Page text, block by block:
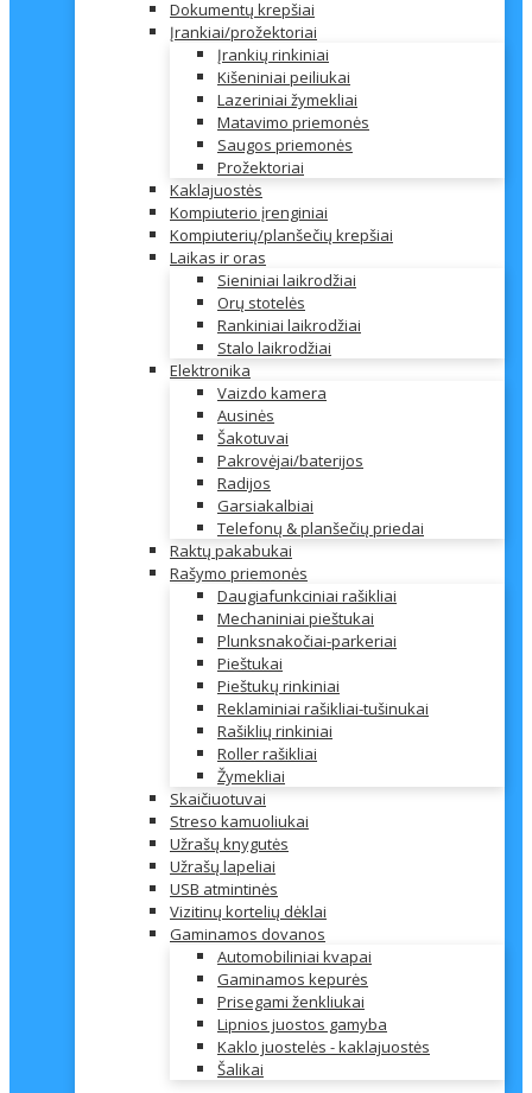
Dokumentų krepšiai
Įrankiai/prožektoriai
Įrankių rinkiniai
Kišeniniai peiliukai
Lazeriniai žymekliai
Matavimo priemonės
Saugos priemonės
Prožektoriai
Kaklajuostės
Kompiuterio įrenginiai
Kompiuterių/planšečių krepšiai
Laikas ir oras
Sieniniai laikrodžiai
Orų stotelės
Rankiniai laikrodžiai
Stalo laikrodžiai
Elektronika
Vaizdo kamera
Ausinės
Šakotuvai
Pakrovėjai/baterijos
Radijos
Garsiakalbiai
Telefonų & planšečių priedai
Raktų pakabukai
Rašymo priemonės
Daugiafunkciniai rašikliai
Mechaniniai pieštukai
Plunksnakočiai-parkeriai
Pieštukai
Pieštukų rinkiniai
Reklaminiai rašikliai-tušinukai
Rašiklių rinkiniai
Roller rašikliai
Žymekliai
Skaičiuotuvai
Streso kamuoliukai
Užrašų knygutės
Užrašų lapeliai
USB atmintinės
Vizitinų kortelių dėklai
Gaminamos dovanos
Automobiliniai kvapai
Gaminamos kepurės
Prisegami ženkliukai
Lipnios juostos gamyba
Kaklo juostelės - kaklajuostės
Šalikai